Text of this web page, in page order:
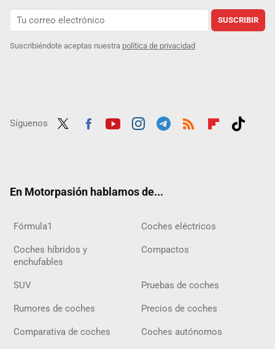
SUSCRIBIR
Suscribiéndote aceptas nuestra política de privacidad
Síguenos
En Motorpasión hablamos de...
Fórmula1 Coches eléctricos
Coches híbridos y
enchufables
Compactos
SUV Pruebas de coches
Rumores de coches Precios de coches
Comparativa de coches Coches autónomos